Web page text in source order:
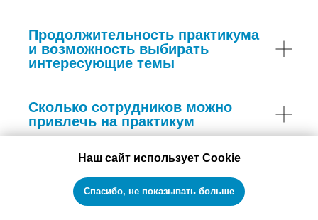
Продолжительность практикума
и возможность выбирать
интересующие темы
Сколько сотрудников можно
привлечь на практикум
Специализация практикума
Возможность гибкой адаптации
Наш сайт использует Cookie
Спасибо, не показывать больше